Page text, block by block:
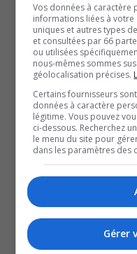
par des messages
d’aide.
Pour plusieurs, cet
semaine
autres, de Mathieu
d’Or et Amos.
Et malgré cette
centre-ville reste
communauté de
Les commerçants
ciblés et les trois
l’inquiétude dans la
Mais ils disent avoir
Vos données à caractère
informations liées à
uniques et autres types
et consultées par 66
ou utilisées
nous-mêmes sommes
géolocalisation précises.
Certains fournisseurs
données à caractère
légitime. Vous pouvez
ci-dessous. Recherchez
le menu du site pour
dans les paramètres des
Gérer